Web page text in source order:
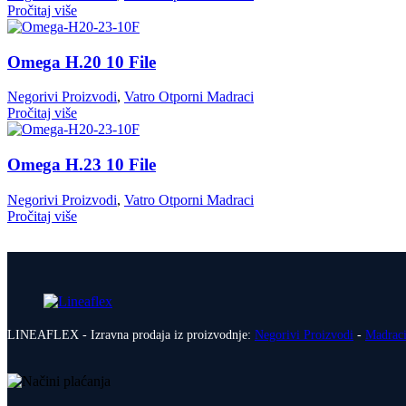
Pročitaj više
Omega H.20 10 File
Negorivi Proizvodi, Vatro Otporni Madraci
Pročitaj više
Omega H.23 10 File
Negorivi Proizvodi, Vatro Otporni Madraci
Pročitaj više
LINEAFLEX - Izravna prodaja iz proizvodnje: Negorivi Proizvodi - Madraci